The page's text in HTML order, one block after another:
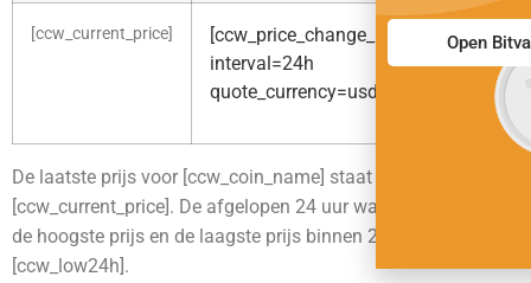
[ccw_current_price]
[ccw_price_change_percentage
interval=24h
quote_currency=usd raw=1]
De laatste prijs voor [ccw_coin_name] staat momenteel op
[ccw_current_price]. De afgelopen 24 uur was [ccw_high24h]
de hoogste prijs en de laagste prijs binnen 24 uur was
[ccw_low24h].
Open